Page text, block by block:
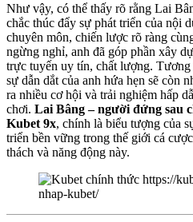
Như vậy, có thể thấy rõ rằng Lai
chắc thúc đẩy sự phát triển của nội
chuyên môn, chiến lược rõ ràng
ngừng nghỉ, anh đã góp phần xây
trực tuyến uy tín, chất lượng.
sự dẫn dắt của anh hứa hẹn sẽ còn
ra nhiều cơ hội và trải nghiệm hấp
chơi. Lai Bâng – người đứng sau
Kubet 9x, chính là biểu tượng của
triển bền vững trong thế giới cá
thách và năng động này.